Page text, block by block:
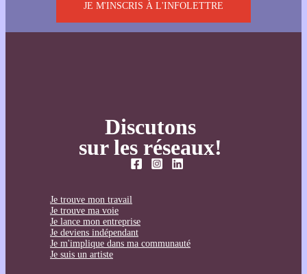
JE M'INSCRIS À L'INFOLETTRE
Discutons
sur les réseaux!
Je trouve mon travail
Je trouve ma voie
Je lance mon entreprise
Je deviens indépendant
Je m'implique dans ma communauté
Je suis un artiste